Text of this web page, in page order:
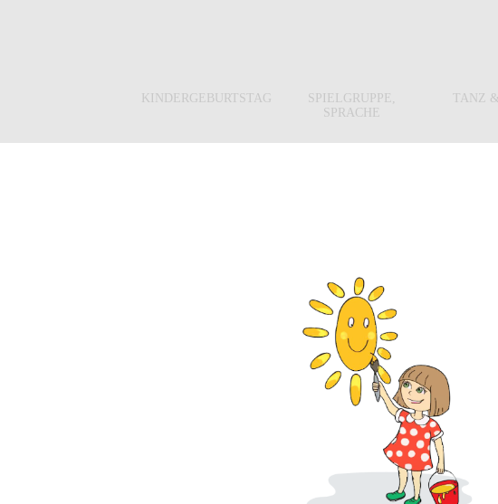
KINDERGEBURTSTAG
SPIELGRUPPE,
SPRACHE
TANZ